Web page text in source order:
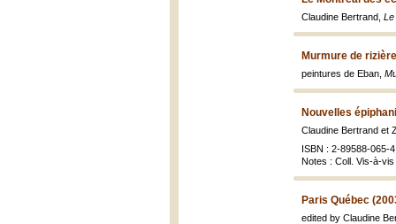
Claudine Bertrand, Le
Murmure de
peintures de Eban,
Nouvelles
Claudine Bertrand et
ISBN : 2-89588-065-4
Notes : Coll. Vis-à-vis
Paris Québec
edited by Claudine